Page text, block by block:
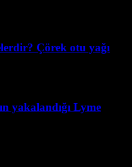
Çörek otu yağı
yakalandığı Lyme